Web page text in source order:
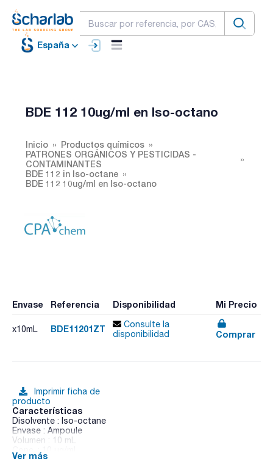
España
BDE 112 10ug/ml en Iso-octano
Inicio
Productos químicos
PATRONES ORGÁNICOS Y PESTICIDAS -
CONTAMINANTES
BDE 112 in Iso-octane
BDE 112 10ug/ml en Iso-octano
Envase Referencia Disponibilidad Mi Precio
x10mL BDE11201ZT
Consulte la
disponibilidad
Comprar
Imprimir ficha de
producto
Características
Disolvente : Iso-octane
Envase : Ampoule
Volumen : 10 mL
Ver más